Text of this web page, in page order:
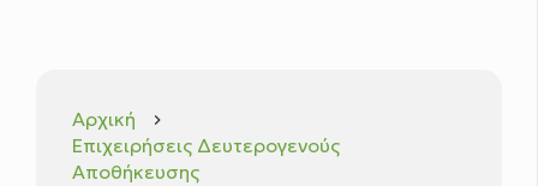
Αρχική keyboard_arrow_right
Επιχειρήσεις Δευτερογενούς
Αποθήκευσης